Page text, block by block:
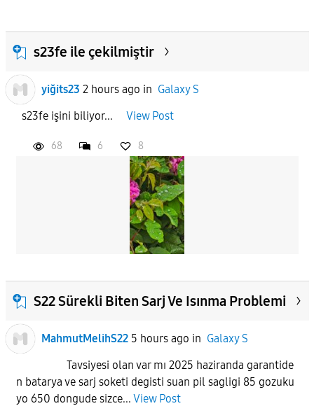
s23fe ile çekilmiştir
yiğits23 2 hours ago in Galaxy S
s23fe işini biliyor... View Post
68 6 8
S22 Sürekli Biten Sarj Ve Isınma Problemi
MahmutMelihS22 5 hours ago in Galaxy S
Tavsiyesi olan var mı 2025 haziranda garantide
n batarya ve sarj soketi degisti suan pil sagligi 85 gozuku
yo 650 dongude sizce... View Post